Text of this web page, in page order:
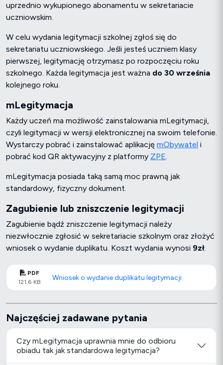
uprzednio wykupionego abonamentu w sekretariacie
uczniowskim.
W celu wydania legitymacji szkolnej zgłoś się do
sekretariatu uczniowskiego. Jeśli jesteś uczniem klasy
pierwszej, legitymację otrzymasz po rozpoczęciu roku
szkolnego. Każda legitymacja jest ważna do 30 września
kolejnego roku.
mLegitymacja
Każdy uczeń ma możliwość zainstalowania mLegitymacji,
czyli legitymacji w wersji elektronicznej na swoim telefonie.
Wystarczy pobrać i zainstalować aplikację mObywatel i
pobrać kod QR aktywacyjny z platformy ZPE.
mLegitymacja posiada taką samą moc prawną jak
standardowy, fizyczny dokument.
Zagubienie lub zniszczenie legitymacji
Zagubienie bądź zniszczenie legitymacji należy
niezwłocznie zgłosić w sekretariacie szkolnym oraz złożyć
wniosek o wydanie duplikatu. Koszt wydania wynosi 9zł.
PDF
121.6 KB
Wniosek o wydanie duplikatu legitymacji
Najczęściej zadawane pytania
Czy mLegitymacja uprawnia mnie do odbioru
obiadu tak jak standardowa legitymacja?